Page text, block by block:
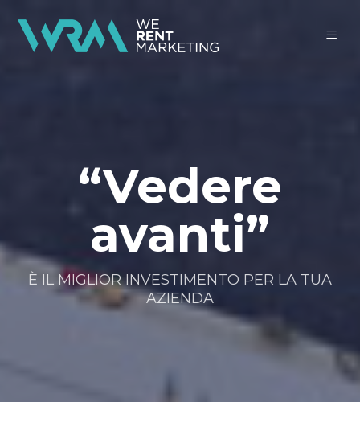
“Vedere
avanti”
È IL MIGLIOR INVESTIMENTO PER LA TUA
AZIENDA